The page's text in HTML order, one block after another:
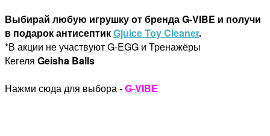
Выбирай любую игрушку от бренда G-VIBE и получи
в подарок антисептикGjuice Toy Cleaner.
*В акции не участвуют G-EGG и Тренажёры
Кегеля Geisha Balls
Нажми сюда для выбора -G-VIBE